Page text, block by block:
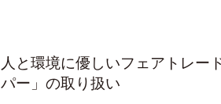
人と環境に優しいフェアトレー
パー」の取り扱い